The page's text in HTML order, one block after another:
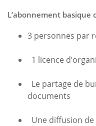
L’abonnement basique
3 personnes par
1 licence
Le partage de
documents
Une diffusion